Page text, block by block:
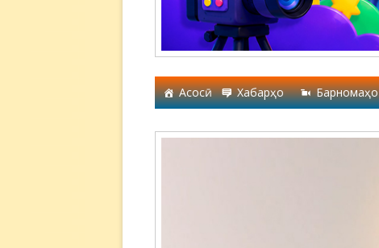
Асосӣ Хабарҳо Барномаҳо